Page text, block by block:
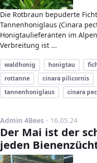
Die Rotbraun bepuderte
Tannenhoniglaus (Cinara
Honigtaulieferanten im
Verbreitung ist ...
waldhonig honigtau
rottanne
cinara pilicornis
tannenhoniglaus
cinara
Admin 4Bees - 16.05.24
Der Mai ist der
jeden